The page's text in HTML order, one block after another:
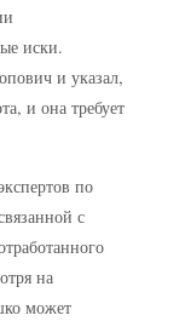
иски.
и указал,
и она требует
по
с
на
может